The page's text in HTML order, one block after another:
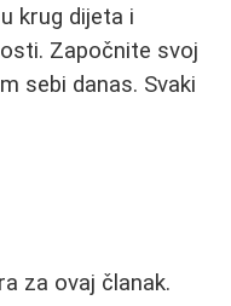
krug dijeta i
Započnite svoj
sebi danas. Svaki
za ovaj članak.